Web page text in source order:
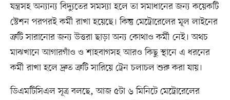
যন্ত্রসহ অন্যান্য বিদ্যুতের সমস্যা হলে তা সমাধানের জন্য কয়েকটি
স্টেশন পরপরই কর্মী রাখা হয়েছে। কিন্তু মেট্রোরেলের মূল লাইনের
ত্রুটি সারানোর জন্য উত্তরা ছাড়া অন্য কোথাও কর্মী নেই। অথচ
মাঝখানে আগারগাঁও ও শাহবাগসহ আরও কিছু স্থানে এ ধরনের
কর্মী রাখা হলে দ্রুত ত্রুটি সারিয়ে ট্রেন চলাচল শুরু করা যায়।
ডিএমটিসিএল সূত্র বলছে, আজ ৫টা ৬ মিনিটে মেট্রোরেলের